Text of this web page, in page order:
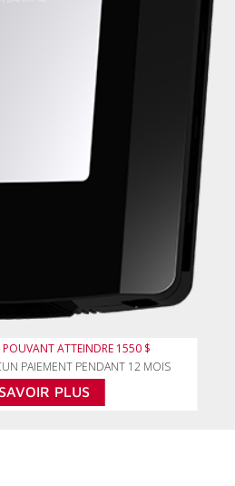
POUVANT ATTEINDRE 1550 $
PAIEMENT PENDANT 12 MOIS
PLUS